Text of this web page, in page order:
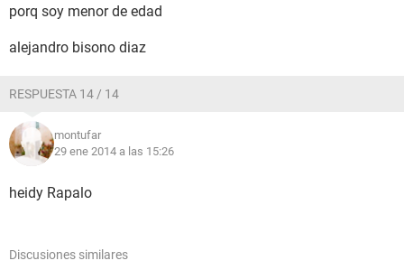
porq soy menor de edad
alejandro bisono diaz
RESPUESTA 14 / 14
montufar
29 ene 2014 a las 15:26
heidy Rapalo
Discusiones similares